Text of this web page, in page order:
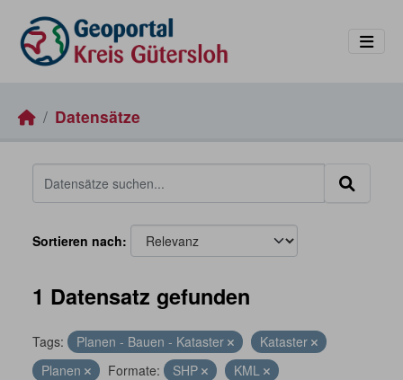
Datensätze
Sortieren nach
1 Datensatz gefunden
Tags: Planen - Bauen - Kataster
Kataster
Planen
Formate: SHP
KML